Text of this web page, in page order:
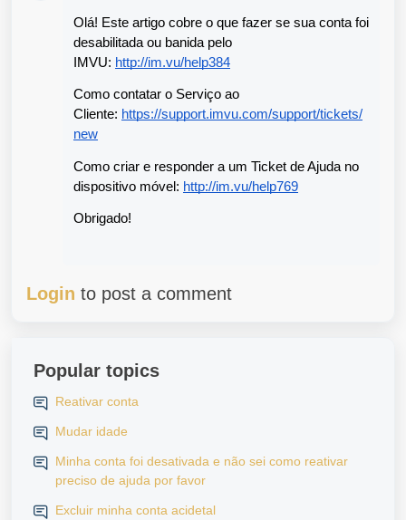
Olá! Este artigo cobre o que fazer se sua conta foi
desabilitada ou banida pelo
IMVU: http://im.vu/help384
Como contatar o Serviço ao
Cliente: https://support.imvu.com/support/tickets/
new
Como criar e responder a um Ticket de Ajuda no
dispositivo móvel: http://im.vu/help769
Obrigado!
Login to post a comment
Popular topics
Reativar conta
Mudar idade
Minha conta foi desativada e não sei como reativar
preciso de ajuda por favor
Excluir minha conta acidetal